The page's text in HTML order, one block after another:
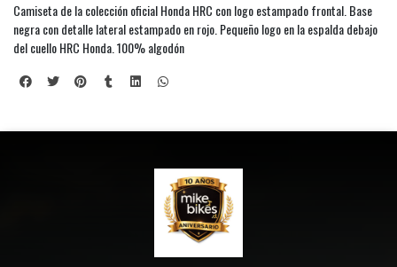
Camiseta de la colección oficial Honda HRC con logo estampado frontal. Base
negra con detalle lateral estampado en rojo. Pequeño logo en la espalda debajo
del cuello HRC Honda. 100% algodón